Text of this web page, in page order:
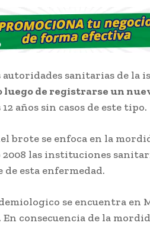
sanitarias de la
de registrarse un
años sin casos de este tipo.
brote se enfoca en la
2008 las instituciones
esta enfermedad.
se encuentra en
consecuencia de la